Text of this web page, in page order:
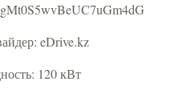
eDrive.kz
120 кВт